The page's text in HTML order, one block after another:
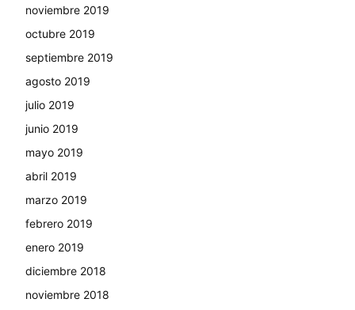
noviembre 2019
octubre 2019
septiembre 2019
agosto 2019
julio 2019
junio 2019
mayo 2019
abril 2019
marzo 2019
febrero 2019
enero 2019
diciembre 2018
noviembre 2018